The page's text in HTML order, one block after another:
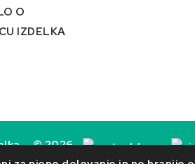
O
IZDELKA
© 2026